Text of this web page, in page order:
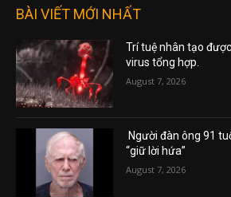
BÀI VIẾT MỚI NHẤT
Trí tuệ nhân tạo
virus tổng hợp.
August 7, 2026
Người đàn ông 91
“giữ lời hứa”
August 7, 2026